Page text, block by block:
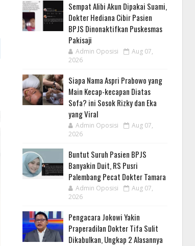
Sempat Alibi Akun Dipakai Suami,
Dokter Hediana Cibir Pasien
BPJS Dinonaktifkan Puskesmas
Pakisaji
Admin Oposisi
Aug 07,
2026
Siapa Nama Aspri Prabowo yang
Main Kecap-kecapan Diatas
Sofa? ini Sosok Rizky dan Eka
yang Viral
Admin Oposisi
Aug 07,
2026
Buntut Suruh Pasien BPJS
Banyakin Duit, RS Pusri
Palembang Pecat Dokter Tamara
Admin Oposisi
Aug 07,
2026
Pengacara Jokowi Yakin
Praperadilan Dokter Tifa Sulit
Dikabulkan, Ungkap 2 Alasannya